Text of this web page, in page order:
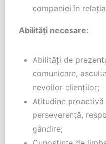
companiei în
Abilități necesare:
Abilităţi de
comunicare,
nevoilor clienților;
Atitudine
perseverență,
gândire;